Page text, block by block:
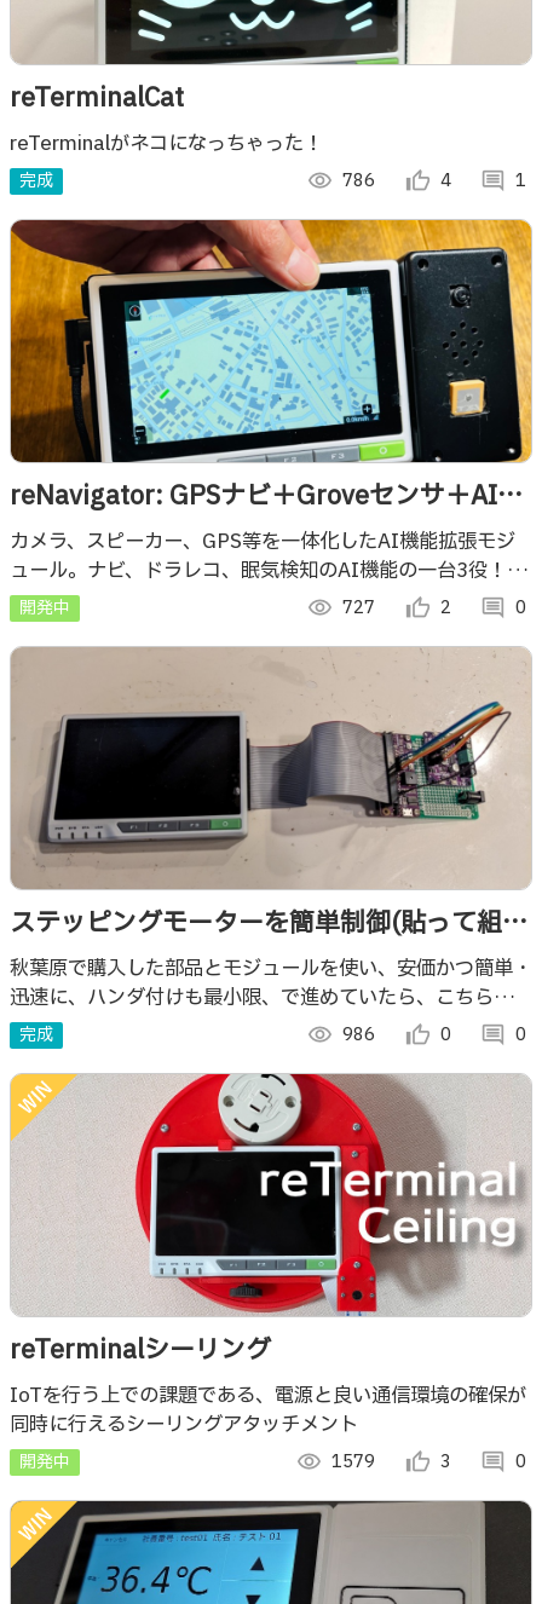
reTerminalCat
reTerminalがネコになっちゃった！
完成 visibility 786 thumb_up_alt 4 comment 1
reNavigator: GPSナビ＋Groveセンサ＋AI機
能拡張モジュール
カメラ、スピーカー、GPS等を一体化したAI機能拡張モジ
ュール。ナビ、ドラレコ、眠気検知のAI機能の一台3役！
Groveセンサ付け替えにより、スマートスピーカーやAIデ
ジタルサイネージにも早変り！
開発中 visibility 727 thumb_up_alt 2 comment 0
ステッピングモーターを簡単制御(貼って組立
てバイポーラ01)
秋葉原で購入した部品とモジュールを使い、安価かつ簡単・
迅速に、ハンダ付けも最小限、で進めていたら、こちらのサ
イト名と偶然に一致してしまう「ラピド・プロトタイピン
グ」を地で行くものができました。
完成 visibility 986 thumb_up_alt 0 comment 0
reTerminalシーリング
IoTを行う上での課題である、電源と良い通信環境の確保が
同時に行えるシーリングアタッチメント
開発中 visibility 1579 thumb_up_alt 3 comment 0